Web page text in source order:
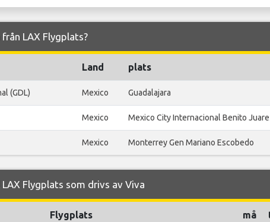
LAX Flygplats?
Land plats
(GDL) Mexico Guadalajara
Mexico Mexico City Internacional Benito
Mexico Monterrey Gen Mariano Escobedo
Flygplats som drivs av Viva
Flygplats må